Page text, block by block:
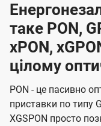
таке PON,
xPON,
цілому
PON - це пасивно
приставки по типу
XGSPON просто